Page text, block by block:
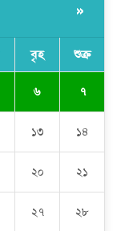
»
বৃহ শুক্র
৬ ৭
১৩ ১৪
২০ ২১
২৭ ২৮